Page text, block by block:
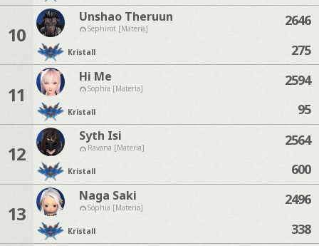
10
Unshao Theruun
Sephirot [Materia]
Kristall
2646
275
11
Hi Me
Sophia [Materia]
Kristall
2594
95
12
Syth Isi
Ravana [Materia]
Kristall
2564
600
13
Naga Saki
Sophia [Materia]
Kristall
2496
338